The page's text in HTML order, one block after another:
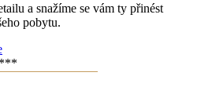
a snažíme se vám ty přinést
pobytu.